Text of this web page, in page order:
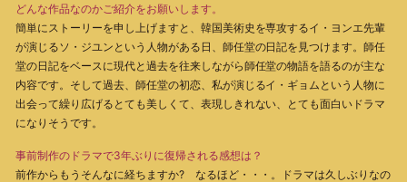
どんな作品なのかご紹介をお願いします。
簡単にストーリーを申し上げますと、韓国美術史を専攻するイ・ヨンエ先輩
が演じるソ・ジユンという人物がある日、師任堂の日記を見つけます。師任
堂の日記をベースに現代と過去を往来しながら師任堂の物語を語るのが主な
内容です。そして過去、師任堂の初恋、私が演じるイ・ギョムという人物に
出会って繰り広げるとても美しくて、表現しきれない、とても面白いドラマ
になりそうです。
事前制作のドラマで3年ぶりに復帰される感想は？
前作からもうそんなに経ちますか? なるほど・・・。ドラマは久しぶりなの